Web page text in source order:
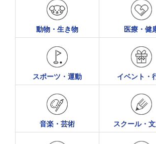
動物・生き物 医療・健
スポーツ・運動 イベント・
音楽・芸術 スクール・